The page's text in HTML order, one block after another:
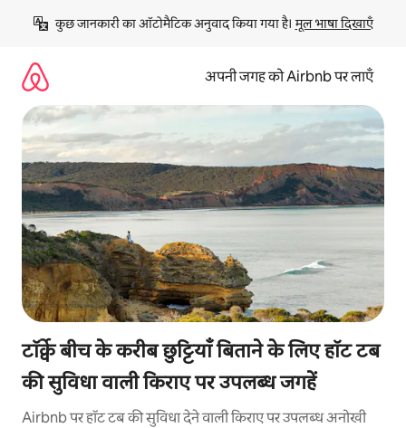
छोड़कर
कॉन्टेंट
कुछ जानकारी का ऑटोमैटिक अनुवाद किया गया है। मूल भाषा दिखाएँ
अपनी जगह को Airbnb पर लाएँ
टॉर्क्वे बीच के करीब छुट्टियाँ बिताने के लिए हॉट टब
की सुविधा वाली किराए पर उपलब्ध जगहें
Airbnb पर हॉट टब की सुविधा देने वाली किराए पर उपलब्ध अनोखी